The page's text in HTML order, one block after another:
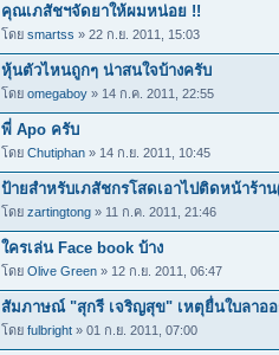
คุณเภสัชฯจัดยาให้ผมหน่อย !!
โดย smartss » 22 ก.ย. 2011, 15:03
หุ้นตัวไหนถูกๆ น่าสนใจบ้างครับ
โดย omegaboy » 14 ก.ค. 2011, 22:55
พี่ Apo ครับ
โดย Chutiphan » 14 ก.ย. 2011, 10:45
ป้ายสำหรับเภสัชกรโสดเอาไปติดหน้าร้า
โดย zartingtong » 11 ก.ค. 2011, 21:46
ใครเล่น Face book บ้าง
โดย Olive Green » 12 ก.ย. 2011, 06:47
สัมภาษณ์ "สุกรี เจริญสุข" เหตุยื่นใบลาอ
โดย fulbright » 01 ก.ย. 2011, 07:00